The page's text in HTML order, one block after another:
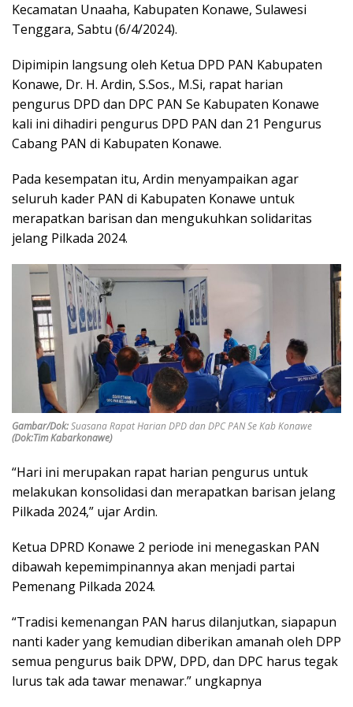
Kecamatan Unaaha, Kabupaten Konawe, Sulawesi
Tenggara, Sabtu (6/4/2024).
Dipimipin langsung oleh Ketua DPD PAN Kabupaten
Konawe, Dr. H. Ardin, S.Sos., M.Si, rapat harian
pengurus DPD dan DPC PAN Se Kabupaten Konawe
kali ini dihadiri pengurus DPD PAN dan 21 Pengurus
Cabang PAN di Kabupaten Konawe.
Pada kesempatan itu, Ardin menyampaikan agar
seluruh kader PAN di Kabupaten Konawe untuk
merapatkan barisan dan mengukuhkan solidaritas
jelang Pilkada 2024.
Gambar/Dok:Suasana Rapat Harian DPD dan DPC PAN Se Kab Konawe
(Dok:Tim Kabarkonawe)
“Hari ini merupakan rapat harian pengurus untuk
melakukan konsolidasi dan merapatkan barisan jelang
Pilkada 2024,” ujar Ardin.
Ketua DPRD Konawe 2 periode ini menegaskan PAN
dibawah kepemimpinannya akan menjadi partai
Pemenang Pilkada 2024.
“Tradisi kemenangan PAN harus dilanjutkan, siapapun
nanti kader yang kemudian diberikan amanah oleh DPP
semua pengurus baik DPW, DPD, dan DPC harus tegak
lurus tak ada tawar menawar.” ungkapnya